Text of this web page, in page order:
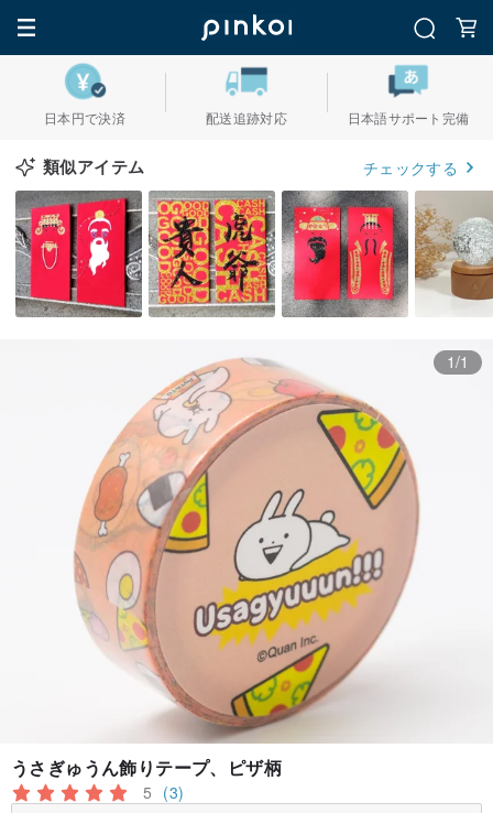
日本円で決済 配送追跡対応 日本語サポート完備
類似アイテム チェックする
1/1
うさぎゅうん飾りテープ、ピザ柄
5 (3)